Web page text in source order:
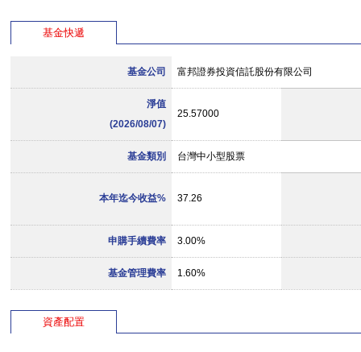
基金快遞
基金公司 富邦證券投資信託股份有限公司
淨值
(2026/08/07)
25.57000
基金類別 台灣中小型股票
本年迄今收益% 37.26
申購手續費率 3.00%
基金管理費率 1.60%
資產配置